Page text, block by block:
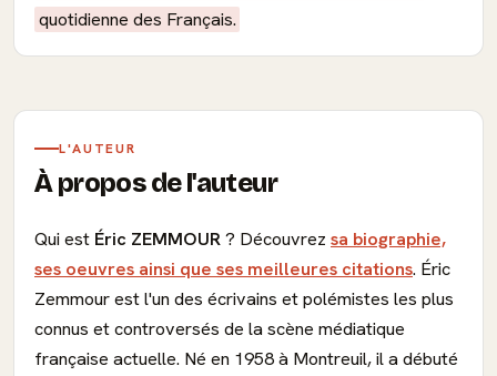
quotidienne des Français.
L'AUTEUR
À propos de l'auteur
Qui est Éric ZEMMOUR? Découvrez sa biographie,
ses oeuvres ainsi que ses meilleures citations. Éric
Zemmour est l'un des écrivains et polémistes les plus
connus et controversés de la scène médiatique
française actuelle. Né en 1958 à Montreuil, il a débuté